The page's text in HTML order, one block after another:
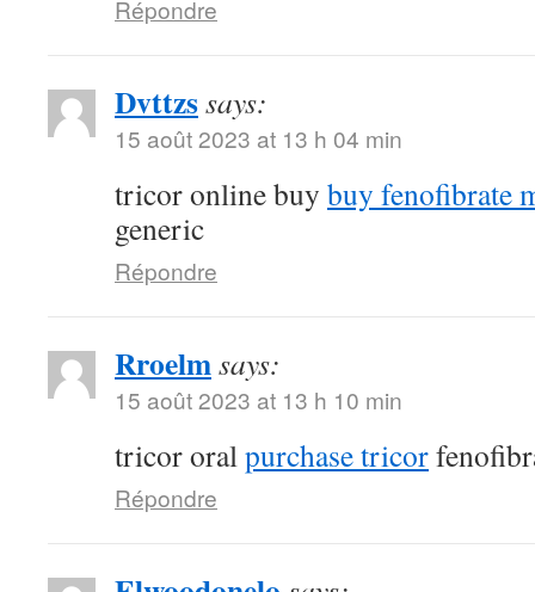
Répondre
Dvttzssays:
15 août 2023 at 13 h 04 min
tricor online buy buy fenofibrate
generic
Répondre
Rroelmsays:
15 août 2023 at 13 h 10 min
tricor oralpurchase tricor
Répondre